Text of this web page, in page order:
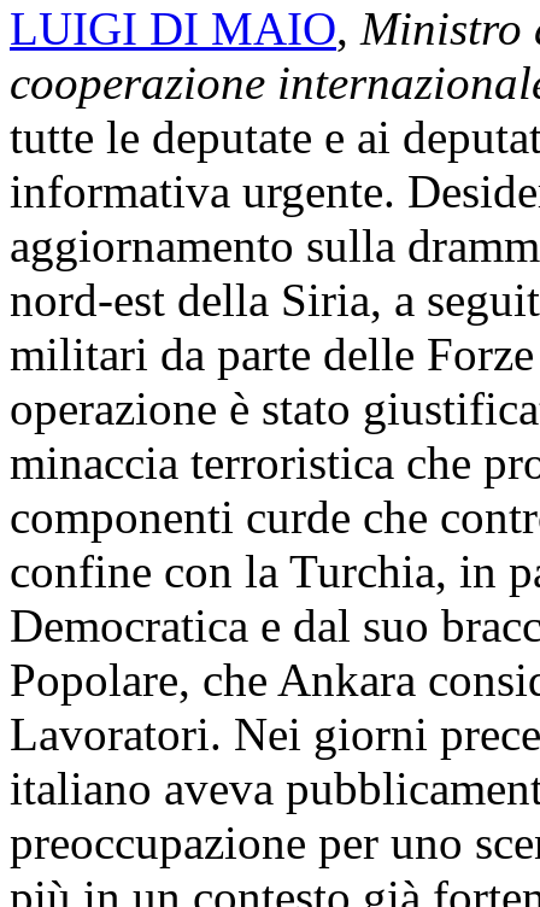
LUIGI DI MAIO, Ministro
cooperazione
tutte le deputate e ai
informativa urgente.
aggiornamento sulla
nord-est della Siria, a
militari da parte delle
operazione è stato
minaccia terroristica che
componenti curde che
confine con la Turchia, in
Democratica e dal suo
Popolare, che Ankara
Lavoratori. Nei giorni
italiano aveva
preoccupazione per uno
più in un contesto già